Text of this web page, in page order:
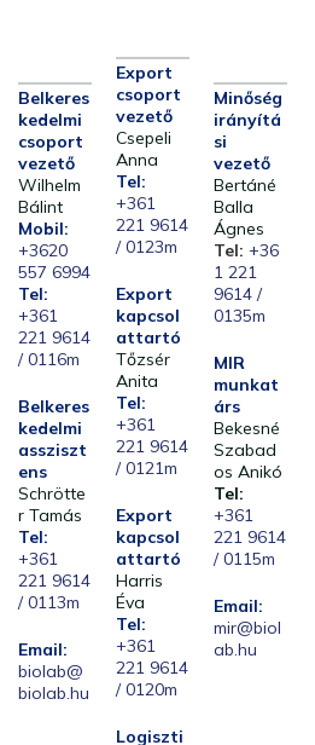
Belkeres
kedelmi
csoport
vezető
Wilhelm
Bálint
Mobil:
+3620
557 6994
Tel:
+361
221 9614
/ 0116m
Belkeres
kedelmi
assziszt
ens
Schrötte
r Tamás
Tel:
+361
221 9614
/ 0113m
Email:
biolab@
biolab.hu
Export
csoport
vezető
Csepeli
Anna
Tel:
+361
221 9614
/ 0123m
Export
kapcsol
attartó
Tőzsér
Anita
Tel:
+361
221 9614
/ 0121m
Export
kapcsol
attartó
Harris
Éva
Tel:
+361
221 9614
/ 0120m
Logiszti
Minőség
irányítá
si
vezető
Bertáné
Balla
Ágnes
Tel: +36
1 221
9614 /
0135m
MIR
munkat
árs
Bekesné
Szabad
os Anikó
Tel:
+361
221 9614
/ 0115m
Email:
mir@biol
ab.hu